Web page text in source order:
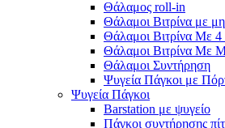
Θάλαμος roll-in
Θάλαμοι Βιτρίνα με
Θάλαμοι Βιτρίνα Με
Θάλαμοι Βιτρίνα Με
Θάλαμοι Συντήρηση
Ψυγεία Πάγκοι με
Ψυγεία Πάγκοι
Barstation με ψυγείο
Πάγκοι συντήρησης